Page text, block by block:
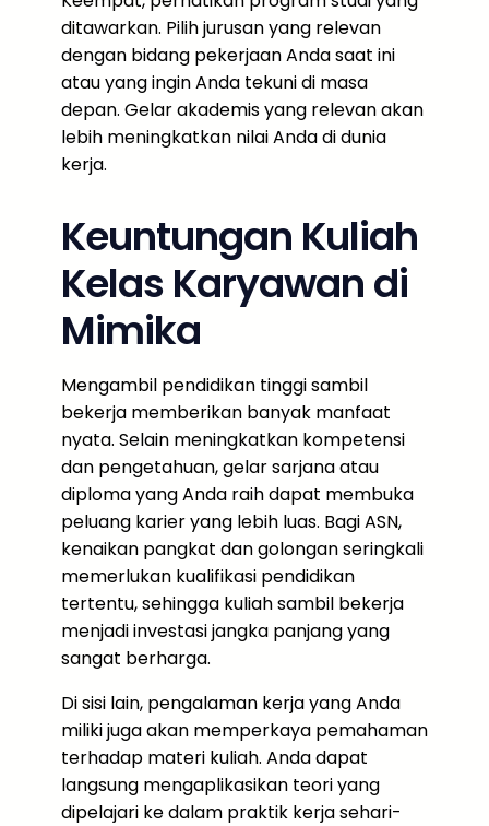
ditawarkan. Pilih jurusan yang relevan
dengan bidang pekerjaan Anda saat ini
atau yang ingin Anda tekuni di masa
depan. Gelar akademis yang relevan akan
lebih meningkatkan nilai Anda di dunia
kerja.
Keuntungan Kuliah
Kelas Karyawan di
Mimika
Mengambil pendidikan tinggi sambil
bekerja memberikan banyak manfaat
nyata. Selain meningkatkan kompetensi
dan pengetahuan, gelar sarjana atau
diploma yang Anda raih dapat membuka
peluang karier yang lebih luas. Bagi ASN,
kenaikan pangkat dan golongan seringkali
memerlukan kualifikasi pendidikan
tertentu, sehingga kuliah sambil bekerja
menjadi investasi jangka panjang yang
sangat berharga.
Di sisi lain, pengalaman kerja yang Anda
miliki juga akan memperkaya pemahaman
terhadap materi kuliah. Anda dapat
langsung mengaplikasikan teori yang
dipelajari ke dalam praktik kerja sehari-